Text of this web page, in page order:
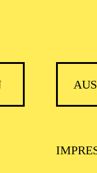
darstellende